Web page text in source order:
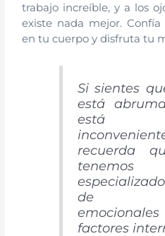
trabajo increíble, y a los
existe nada mejor.
en tu cuerpo y disfruta tu
Si sientes
está
está
recuerda
tenemos
de
factores